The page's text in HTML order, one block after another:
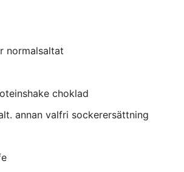
normalsaltat
choklad
annan valfri sockerersättning